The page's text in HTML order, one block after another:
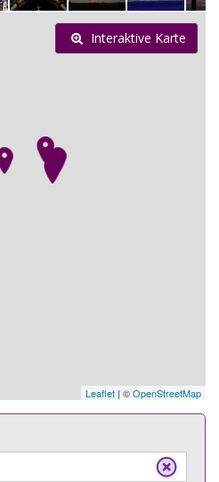
Leaflet | ©OpenStreetMap
Interaktive Karte